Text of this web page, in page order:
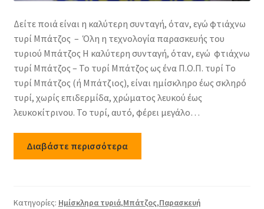
Δείτε ποιά είναι η καλύτερη συνταγή, όταν, εγώ φτιάχνω
τυρί Μπάτζος – Όλη η τεχνολογία παρασκευής του
τυριού Μπάτζος Η καλύτερη συνταγή, όταν, εγώ φτιάχνω
τυρί Μπάτζος – Το τυρί Μπάτζος ως ένα Π.Ο.Π. τυρί Το
τυρί Μπάτζος (ή Μπάτζιος), είναι ημίσκληρο έως σκληρό
τυρί, χωρίς επιδερμίδα, χρώματος λευκού έως
λευκοκίτρινου. Το τυρί, αυτό, φέρει μεγάλο…
Διαβάστε περισσότερα
Κατηγορίες: Ημίσκληρα τυριά,Μπάτζος,Παρασκευή